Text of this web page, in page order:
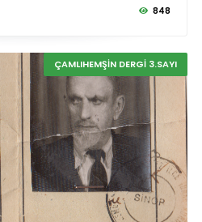
848
ÇAMLIHEMŞİN DERGİ 3.SAYI